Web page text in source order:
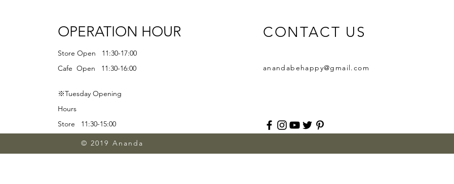
OPERATION HOUR
Store Open 11:30-17:00
Cafe Open 11:30-16:00
※Tuesday Opening
Hours
Store 11:30-15:00
Lunch 11:30-13:00
CONTACT US
anandabehappy@gmail.com
© 2019 Ananda